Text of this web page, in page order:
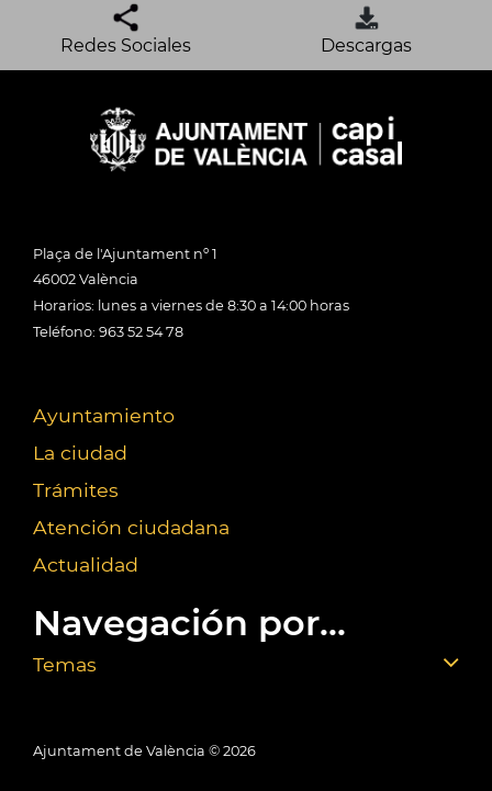
Redes Sociales Descargas
Plaça de l'Ajuntament nº 1
46002 València
Horarios: lunes a viernes de 8:30 a 14:00 horas
Teléfono: 963 52 54 78
Ayuntamiento
La ciudad
Trámites
Atención ciudadana
Actualidad
Navegación por...
Temas
Ajuntament de València © 2026